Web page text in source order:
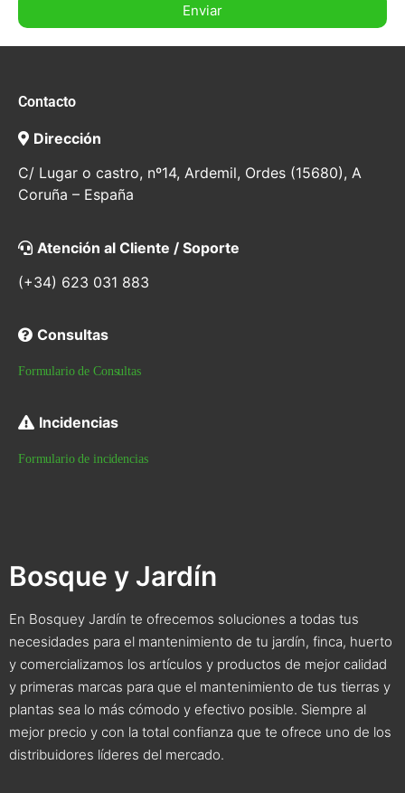
Enviar
Contacto
Dirección
C/ Lugar o castro, nº14, Ardemil, Ordes (15680), A
Coruña – España
Atención al Cliente / Soporte
(+34) 623 031 883
Consultas
Formulario de Consultas
Incidencias
Formulario de incidencias
Bosque y Jardín
En Bosquey Jardín te ofrecemos soluciones a todas tus
necesidades para el mantenimiento de tu jardín, finca, huerto
y comercializamos los artículos y productos de mejor calidad
y primeras marcas para que el mantenimiento de tus tierras y
plantas sea lo más cómodo y efectivo posible. Siempre al
mejor precio y con la total confianza que te ofrece uno de los
distribuidores líderes del mercado.